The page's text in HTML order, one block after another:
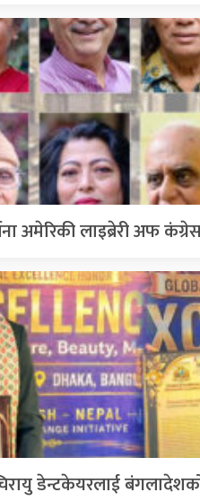
अमेरिकी लाइब्रेरी अफ
डेन्टकेयरलाई